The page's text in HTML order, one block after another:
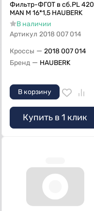
Фильтр-ФГОТ в сб.PL 420
MAN М 16*1,5 HAUBERK
В наличии
Артикул 2018 007 014
Кроссы — 2018 007 014
Бренд — HAUBERK
В корзину
Купить в 1 клик